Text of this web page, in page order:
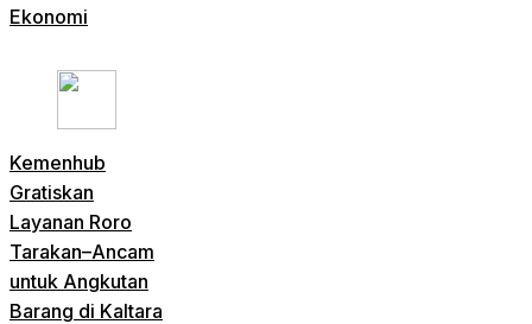
Ekonomi
Kemenhub
Gratiskan
Layanan Roro
Tarakan–Ancam
untuk Angkutan
Barang di Kaltara